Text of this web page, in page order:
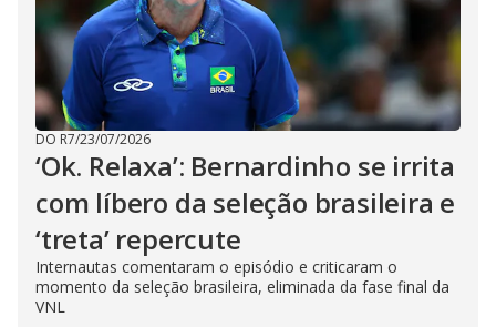
DO R7/23/07/2026
‘Ok. Relaxa’: Bernardinho se irrita
com líbero da seleção brasileira e
‘treta’ repercute
Internautas comentaram o episódio e criticaram o
momento da seleção brasileira, eliminada da fase final da
VNL